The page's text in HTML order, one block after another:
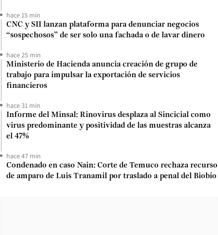
hace 15 min
CNC y SII lanzan plataforma para denunciar negocios
“sospechosos” de ser solo una fachada o de lavar dinero
hace 25 min
Ministerio de Hacienda anuncia creación de grupo de
trabajo para impulsar la exportación de servicios
financieros
hace 31 min
Informe del Minsal: Rinovirus desplaza al Sincicial como
virus predominante y positividad de las muestras alcanza
el 47%
hace 47 min
Condenado en caso Nain: Corte de Temuco rechaza recurso
de amparo de Luis Tranamil por traslado a penal del Biobío